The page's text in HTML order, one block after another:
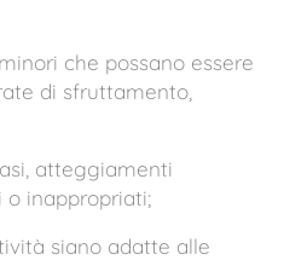
che possano essere
di sfruttamento,
atteggiamenti
o inappropriati;
siano adatte alle